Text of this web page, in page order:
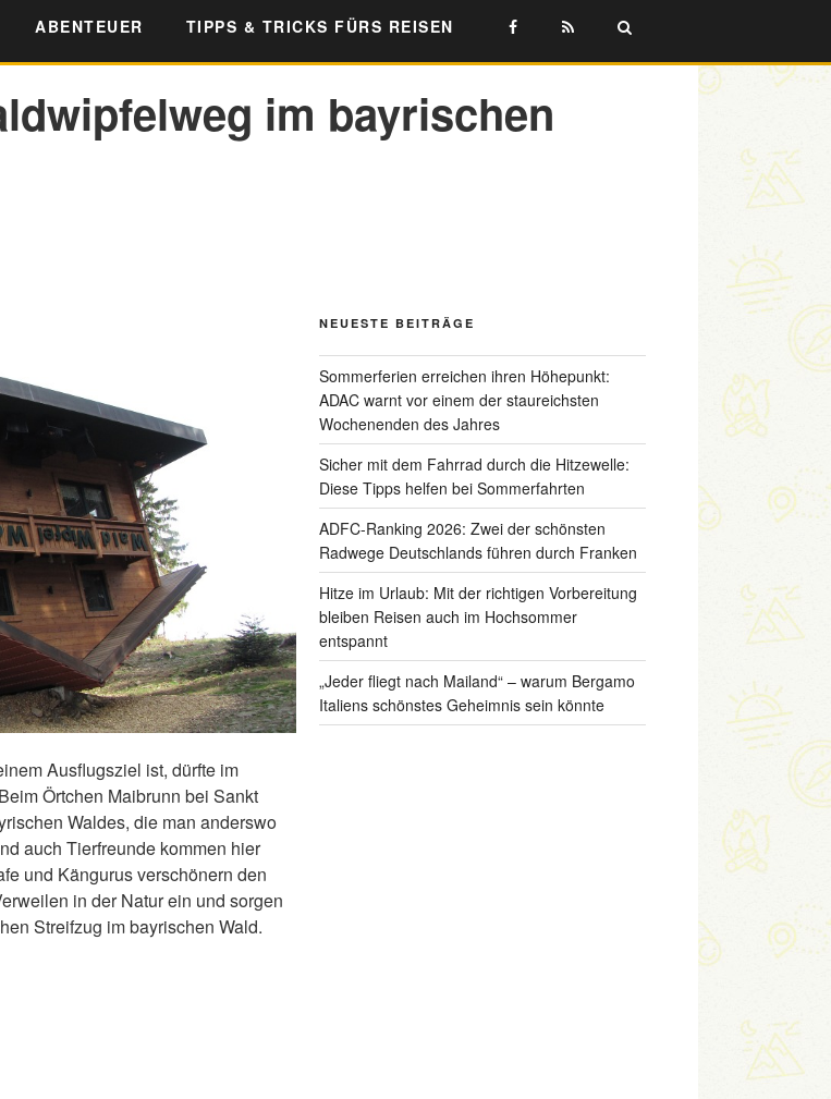
ABENTEUER TIPPS & TRICKS FÜRS REISEN
im bayrischen
Ausflugsziel ist, dürfte im
Örtchen Maibrunn bei Sankt
Waldes, die man anderswo
auch Tierfreunde kommen hier
und Kängurus verschönern den
in der Natur ein und sorgen
Streifzug im bayrischen Wald.
NEUESTE BEITRÄGE
Sommerferien erreichen ihren Höhepunkt:
ADAC warnt vor einem der staureichsten
Wochenenden des Jahres
Sicher mit dem Fahrrad durch die Hitzewelle:
Diese Tipps helfen bei Sommerfahrten
ADFC-Ranking 2026: Zwei der schönsten
Radwege Deutschlands führen durch Franken
Hitze im Urlaub: Mit der richtigen Vorbereitung
bleiben Reisen auch im Hochsommer
entspannt
„Jeder fliegt nach Mailand“ – warum Bergamo
Italiens schönstes Geheimnis sein könnte